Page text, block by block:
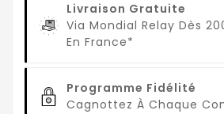
Livraison Gratuite
Via Mondial Relay Dès
En France*
Programme Fidélité
Cagnottez À Chaque